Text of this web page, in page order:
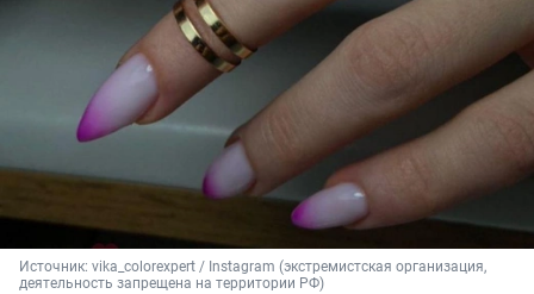
Источник: vika_colorexpert / Instagram (экстремистская организация,
деятельность запрещена на территории РФ)